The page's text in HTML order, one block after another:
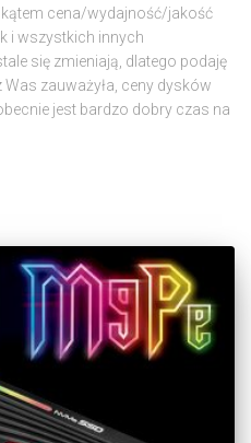
cena/wydajność/jakość
i wszystkich innych
się zmieniają, dlatego podaję
zauważyła, ceny dysków
jest bardzo dobry czas na